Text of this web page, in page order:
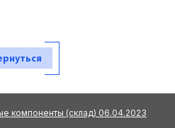
компоненты (склад) 06.04.2023